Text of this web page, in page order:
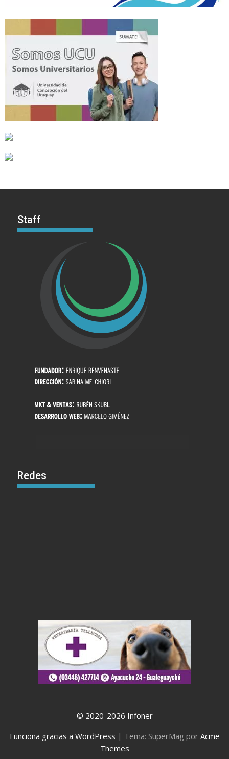
Staff
Redes
© 2020-2026 Infoner
Funciona gracias a WordPress | Tema: SuperMag por Acme
Themes